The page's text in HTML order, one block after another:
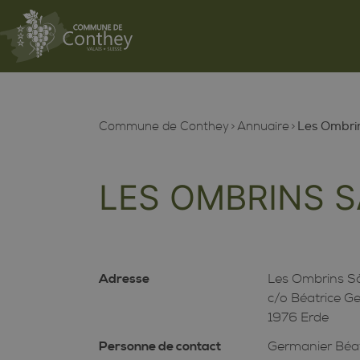
Commune de Conthey Annuaire Les
LES OMBRINS
Adresse
Les Ombrins
c/o Béatrice
1976 Erde
Personne de contact
Germanier